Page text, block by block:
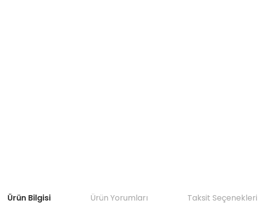
Ürün Bilgisi Ürün Yorumları Taksit Seçenekleri